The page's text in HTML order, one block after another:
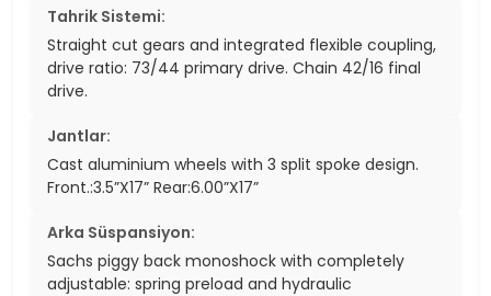
Tahrik Sistemi:
Straight cut gears and integrated flexible coupling,
drive ratio: 73/44 primary drive. Chain 42/16 final
drive.
Jantlar:
Cast aluminium wheels with 3 split spoke design.
Front.:3.5”X17” Rear:6.00”X17”
Arka Süspansiyon:
Sachs piggy back monoshock with completely
adjustable: spring preload and hydraulic